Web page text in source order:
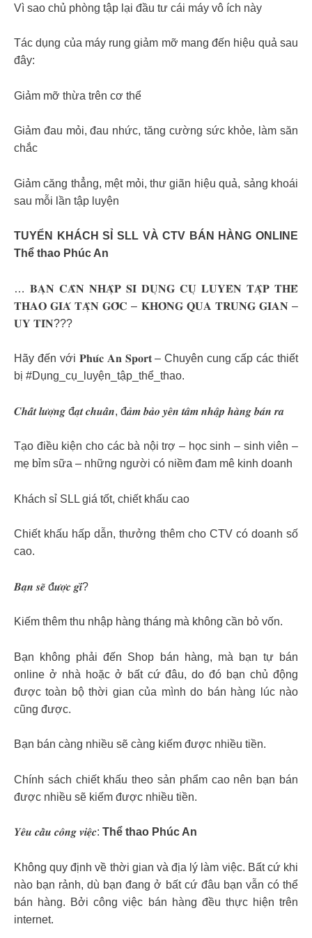
Vì sao chủ phòng tập lại đầu tư cái máy vô ích này
Tác dụng của máy rung giảm mỡ mang đến hiệu quả sau
đây:
Giảm mỡ thừa trên cơ thể
Giảm đau mỏi, đau nhức, tăng cường sức khỏe, làm săn
chắc
Giảm căng thẳng, mệt mỏi, thư giãn hiệu quả, sảng khoái
sau mỗi lần tập luyện
TUYỂN KHÁCH SỈ SLL VÀ CTV BÁN HÀNG ONLINE
Thể thao Phúc An
… 𝐁𝐀̣𝐍 𝐂𝐀̂̀𝐍 𝐍𝐇𝐀̣̂𝐏 𝐒𝐈̉ 𝐃𝐔̣𝐍𝐆 𝐂𝐔̣ 𝐋𝐔𝐘𝐄̂𝐍 𝐓𝐀̣̂𝐏 𝐓𝐇𝐄̂̉
𝐓𝐇𝐀𝐎 𝐆𝐈𝐀́ 𝐓𝐀̣̂𝐍 𝐆𝐎̂́𝐂 – 𝐊𝐇𝐎̂𝐍𝐆 𝐐𝐔𝐀 𝐓𝐑𝐔𝐍𝐆 𝐆𝐈𝐀𝐍 –
𝐔𝐘 𝐓𝐈́𝐍???
Hãy đến với 𝐏𝐡𝐮́𝐜 𝐀𝐧 𝐒𝐩𝐨𝐫𝐭 – Chuyên cung cấp các thiết
bị #Dụng_cụ_luyện_tập_thể_thao.
𝑪𝒉𝒂̂́𝒕 𝒍𝒖̛𝒐̛̣𝒏𝒈 đ𝒂̣𝒕 𝒄𝒉𝒖𝒂̂̉𝒏, đ𝒂̉𝒎 𝒃𝒂̉𝒐 𝒚𝒆̂𝒏 𝒕𝒂̂𝒎 𝒏𝒉𝒂̣̂𝒑 𝒉𝒂̀𝒏𝒈 𝒃𝒂́𝒏 𝒓𝒂
Tạo điều kiện cho các bà nội trợ – học sinh – sinh viên –
mẹ bỉm sữa – những người có niềm đam mê kinh doanh
Khách sỉ SLL giá tốt, chiết khấu cao
Chiết khấu hấp dẫn, thưởng thêm cho CTV có doanh số
cao.
𝑩𝒂̣𝒏 𝒔𝒆̃ đ𝒖̛𝒐̛̣𝒄 𝒈𝒊̀?
Kiếm thêm thu nhập hàng tháng mà không cần bỏ vốn.
Bạn không phải đến Shop bán hàng, mà bạn tự bán
online ở nhà hoặc ở bất cứ đâu, do đó bạn chủ động
được toàn bộ thời gian của mình do bán hàng lúc nào
cũng được.
Bạn bán càng nhiều sẽ càng kiếm được nhiều tiền.
Chính sách chiết khấu theo sản phẩm cao nên bạn bán
được nhiều sẽ kiếm được nhiều tiền.
𝒀𝒆̂𝒖 𝒄𝒂̂̀𝒖 𝒄𝒐̂𝒏𝒈 𝒗𝒊𝒆̣̂𝒄: Thể thao Phúc An
Không quy định về thời gian và địa lý làm việc. Bất cứ khi
nào bạn rảnh, dù bạn đang ở bất cứ đâu bạn vẫn có thể
bán hàng. Bởi công việc bán hàng đều thực hiện trên
internet.